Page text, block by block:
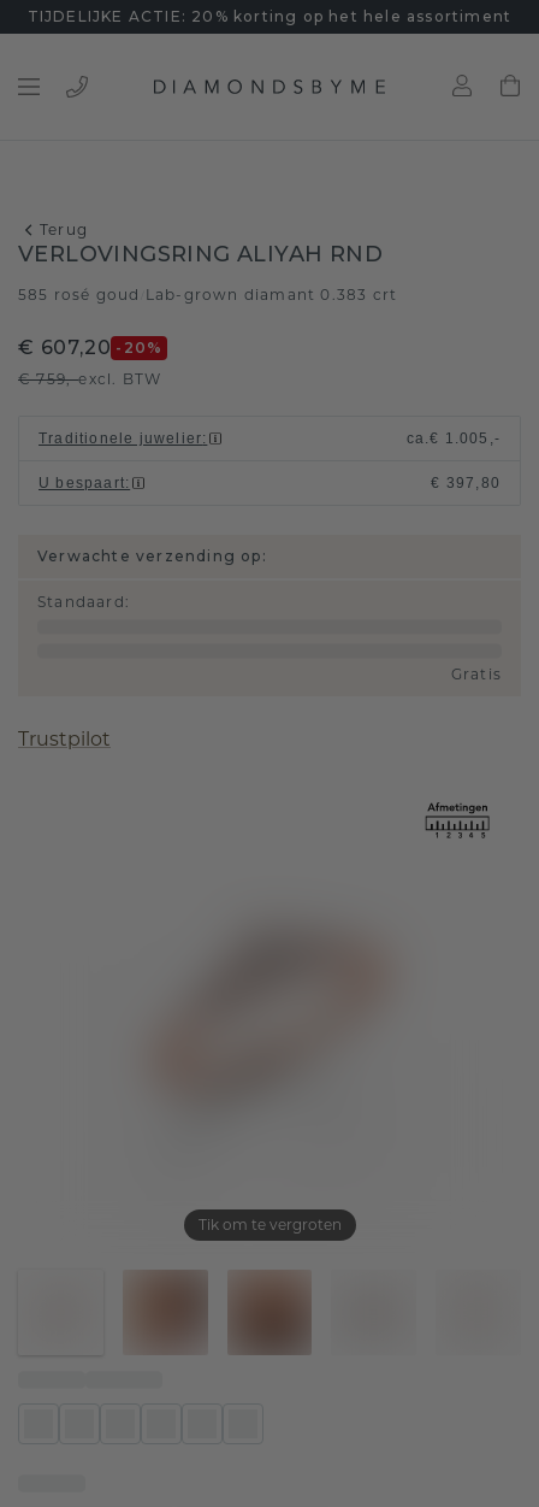
TIJDELIJKE ACTIE: 20% korting op het hele assortiment
Terug
Tik om te vergroten
VERLOVINGSRING ALIYAH RND
585 rosé goud Lab-grown diamant 0.383 crt
€ 607,20 -20 %
€ 759,-excl. BTW
Traditionele juwelier: ca.€ 1.005,-
U bespaart: € 397,80
Verwachte verzending op:
Standaard :
Gratis
Trustpilot